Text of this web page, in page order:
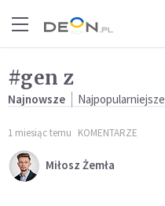
#gen z
Najnowsze Najpopularniejsze
1 miesiąc temu KOMENTARZE
Miłosz Żemła